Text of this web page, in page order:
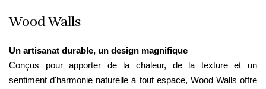
Wood Walls
Un artisanat durable, un design magnifique
Conçus pour apporter de la chaleur, de la texture et un
sentiment d'harmonie naturelle à tout espace, Wood Walls offre